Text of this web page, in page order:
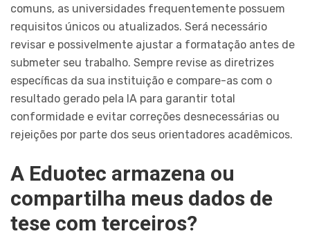
comuns, as universidades frequentemente possuem
requisitos únicos ou atualizados. Será necessário
revisar e possivelmente ajustar a formatação antes de
submeter seu trabalho. Sempre revise as diretrizes
específicas da sua instituição e compare-as com o
resultado gerado pela IA para garantir total
conformidade e evitar correções desnecessárias ou
rejeições por parte dos seus orientadores acadêmicos.
A Eduotec armazena ou
compartilha meus dados de
tese com terceiros?